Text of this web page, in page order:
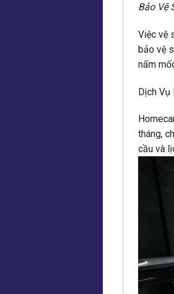
Bảo Vệ
Việc vệ
bảo vệ
nấm
Dịch Vụ
tháng,
cầu và